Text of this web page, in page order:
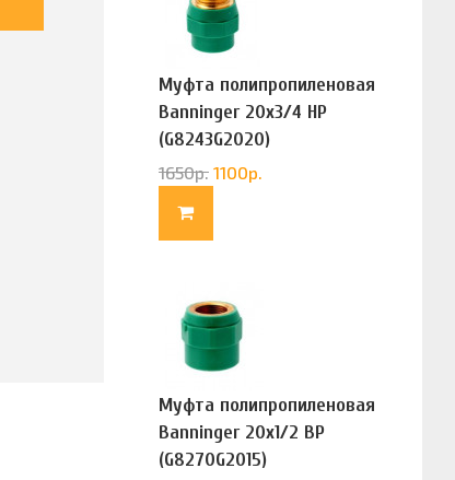
Муфта полипропиленовая
Banninger 20х3/4 НР
(G8243G2020)
1650р. 1100р.
Муфта полипропиленовая
Banninger 20х1/2 ВР
(G8270G2015)